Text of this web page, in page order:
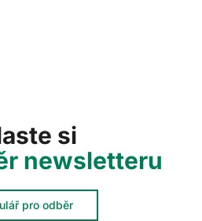
si
newsletteru
pro odběr